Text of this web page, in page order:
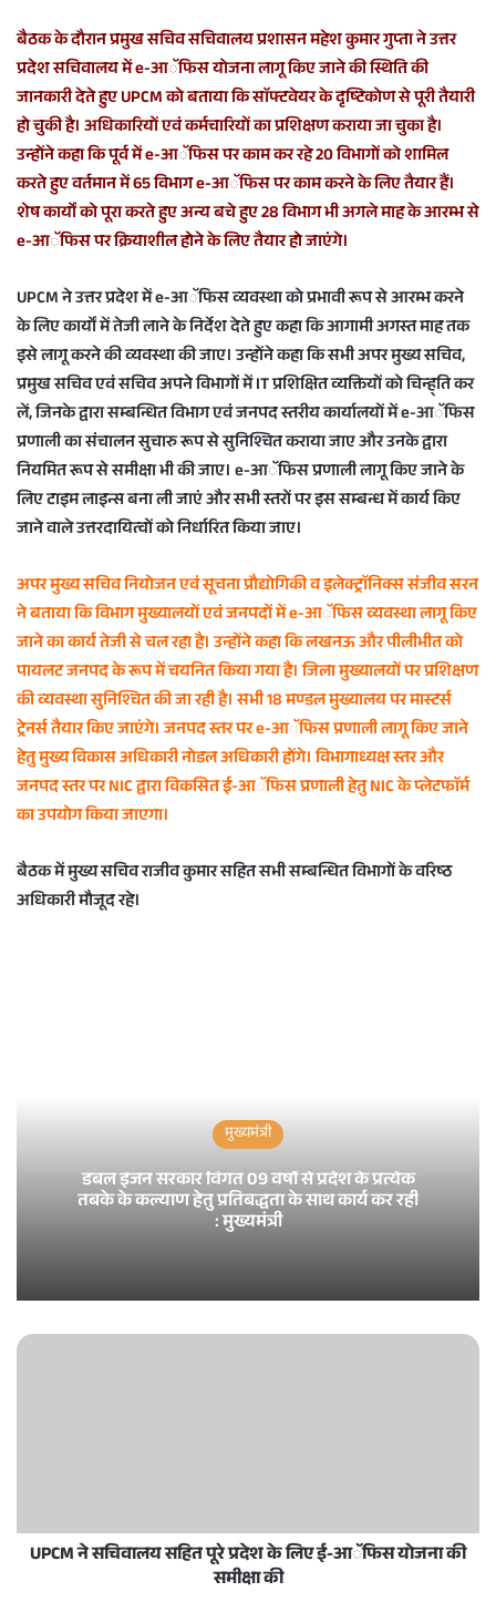
बैठक के दौरान प्रमुख सचिव सचिवालय प्रशासन महेश कुमार गुप्ता ने उत्तर
प्रदेश सचिवालय में e-आॅफिस योजना लागू किए जाने की स्थिति की
जानकारी देते हुए UPCM को बताया कि साॅफ्टवेयर के दृष्टिकोण से पूरी तैयारी
हो चुकी है। अधिकारियों एवं कर्मचारियों का प्रशिक्षण कराया जा चुका है।
उन्होंने कहा कि पूर्व में e-आॅफिस पर काम कर रहे 20 विभागों को शामिल
करते हुए वर्तमान में 65 विभाग e-आॅफिस पर काम करने के लिए तैयार हैं।
शेष कार्यों को पूरा करते हुए अन्य बचे हुए 28 विभाग भी अगले माह के आरम्भ से
e-आॅफिस पर क्रियाशील होने के लिए तैयार हो जाएंगे।
UPCM ने उत्तर प्रदेश में e-आॅफिस व्यवस्था को प्रभावी रूप से आरम्भ करने
के लिए कार्यों में तेजी लाने के निर्देश देते हुए कहा कि आगामी अगस्त माह तक
इसे लागू करने की व्यवस्था की जाए। उन्होंने कहा कि सभी अपर मुख्य सचिव,
प्रमुख सचिव एवं सचिव अपने विभागों में IT प्रशिक्षित व्यक्तियों को चिन्ह्ति कर
लें, जिनके द्वारा सम्बन्धित विभाग एवं जनपद स्तरीय कार्यालयों में e-आॅफिस
प्रणाली का संचालन सुचारु रूप से सुनिश्चित कराया जाए और उनके द्वारा
नियमित रूप से समीक्षा भी की जाए। e-आॅफिस प्रणाली लागू किए जाने के
लिए टाइम लाइन्स बना ली जाएं और सभी स्तरों पर इस सम्बन्ध में कार्य किए
जाने वाले उत्तरदायित्वों को निर्धारित किया जाए।
अपर मुख्य सचिव नियोजन एवं सूचना प्रौद्योगिकी व इलेक्ट्राॅनिक्स संजीव सरन
ने बताया कि विभाग मुख्यालयों एवं जनपदों में e-आॅफिस व्यवस्था लागू किए
जाने का कार्य तेजी से चल रहा है। उन्होंने कहा कि लखनऊ और पीलीभीत को
पायलट जनपद के रूप में चयनित किया गया है। जिला मुख्यालयों पर प्रशिक्षण
की व्यवस्था सुनिश्चित की जा रही है। सभी 18 मण्डल मुख्यालय पर मास्टर्स
ट्रेनर्स तैयार किए जाएंगे। जनपद स्तर पर e-आॅफिस प्रणाली लागू किए जाने
हेतु मुख्य विकास अधिकारी नोडल अधिकारी होंगे। विभागाध्यक्ष स्तर और
जनपद स्तर पर NIC द्वारा विकसित ई-आॅफिस प्रणाली हेतु NIC के प्लेटफाॅर्म
का उपयोग किया जाएगा।
बैठक में मुख्य सचिव राजीव कुमार सहित सभी सम्बन्धित विभागों के वरिष्ठ
अधिकारी मौजूद रहे।
मुख्यमंत्री
डबल इंजन सरकार विगत 09 वर्षों से प्रदेश के प्रत्येक
तबके के कल्याण हेतु प्रतिबद्धता के साथ कार्य कर रही
: मुख्यमंत्री
UPCM ने सचिवालय सहित पूरे प्रदेश के लिए ई-आॅफिस योजना की
समीक्षा की